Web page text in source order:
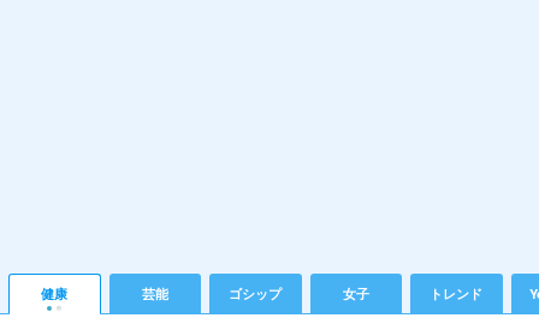
健康 芸能 ゴシップ 女子 トレンド